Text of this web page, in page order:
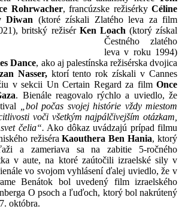
Rohrwacher, francúzske režisérkyCéline
Diwan (ktoré získali Zlatého leva za film
britský režisér Ken Loach (ktorý získal
Čestného zlatého
leva v roku 1994)
Dance, ako aj palestínska režisérska dvojica
Nasser,ktorí tento rok získali v Cannes
v sekcii Un Certain Regard za filmOnce
. Bienále reagovalo rýchlo a uviedlo, že
„bol počas svojej histórie vždy miestom
voči všetkým najpálčivejším otázkam,
čelia“. Ako dôkaz uvádzajú prípad filmu
režiséraKaouthera Ben Hania, ktorý
a zameriava sa na zabitie 5-ročného
v aute, na ktoré zaútočili izraelské sily v
vo svojom vyhlásení ďalej uviedlo, že v
Benátok bol uvedený film izraelského
O psoch a ľuďoch, ktorý bol nakrútený
októbra.